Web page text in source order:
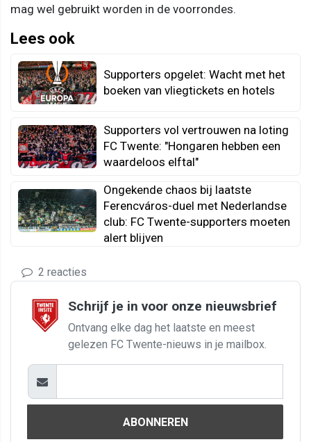
mag wel gebruikt worden in de voorrondes.
Lees ook
Supporters opgelet: Wacht met het
boeken van vliegtickets en hotels
Supporters vol vertrouwen na loting
FC Twente: "Hongaren hebben een
waardeloos elftal"
Ongekende chaos bij laatste
Ferencváros-duel met Nederlandse
club: FC Twente-supporters moeten
alert blijven
2 reacties
Schrijf je in voor onze nieuwsbrief
Ontvang elke dag het laatste en meest
gelezen FC Twente-nieuws in je mailbox.
ABONNEREN